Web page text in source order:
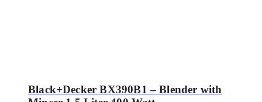
Black+Decker BX390B1 – Blender with